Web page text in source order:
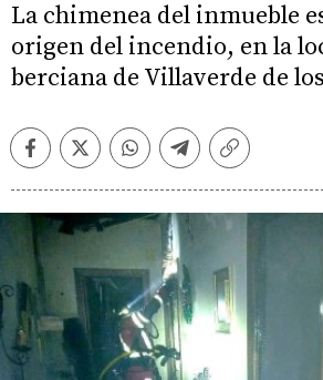
La chimenea del inmueble
origen del incendio, en la
berciana de Villaverde de
FacebookTwitterWhatsappTelegramCopiar